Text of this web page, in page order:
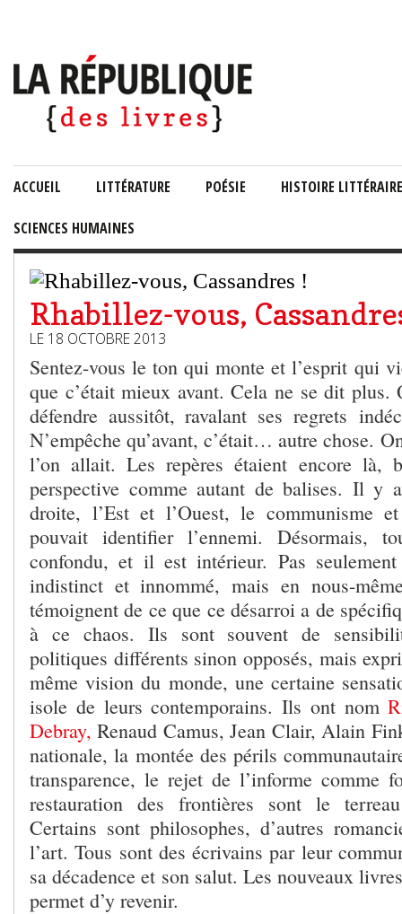
ACCUEIL LITTÉRATURE POÉSIE HISTOIRE LITTÉRAIRE
SCIENCES HUMAINES
Rhabillez-vous,
LE 18 OCTOBRE 2013
Sentez-vous le ton qui monte et l’esprit qui
que c’était mieux avant. Cela ne se dit plus.
défendre aussitôt, ravalant ses regrets
N’empêche qu’avant, c’était… autre chose.
l’on allait. Les repères étaient encore là,
perspective comme autant de balises. Il y
droite, l’Est et l’Ouest, le communisme
pouvait identifier l’ennemi. Désormais,
confondu, et il est intérieur. Pas
indistinct et innommé, mais en nous-
témoignent de ce que ce désarroi a de
à ce chaos. Ils sont souvent de
politiques différents sinon opposés, mais
même vision du monde, une certaine
isole de leurs contemporains. Ils ont nom
Debray, Renaud Camus, Jean Clair, Alain
nationale, la montée des périls
transparence, le rejet de l’informe comme
restauration des frontières sont le
Certains sont philosophes, d’autres
l’art. Tous sont des écrivains par leur
sa décadence et son salut. Les nouveaux
permet d’y revenir.